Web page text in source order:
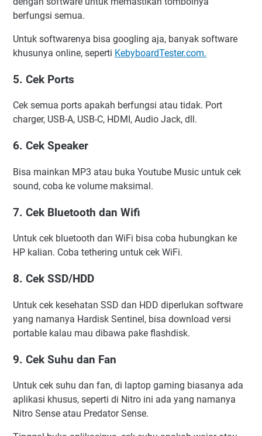
berfungsi semua.
Untuk softwarenya bisa googling aja, banyak software
khusunya online, seperti KebyboardTester.com.
5. Cek Ports
Cek semua ports apakah berfungsi atau tidak. Port
charger, USB-A, USB-C, HDMI, Audio Jack, dll.
6. Cek Speaker
Bisa mainkan MP3 atau buka Youtube Music untuk cek
sound, coba ke volume maksimal.
7. Cek Bluetooth dan Wifi
Untuk cek bluetooth dan WiFi bisa coba hubungkan ke
HP kalian. Coba tethering untuk cek WiFi.
8. Cek SSD/HDD
Untuk cek kesehatan SSD dan HDD diperlukan software
yang namanya Hardisk Sentinel, bisa download versi
portable kalau mau dibawa pake flashdisk.
9. Cek Suhu dan Fan
Untuk cek suhu dan fan, di laptop gaming biasanya ada
aplikasi khusus, seperti di Nitro ini ada yang namanya
Nitro Sense atau Predator Sense.